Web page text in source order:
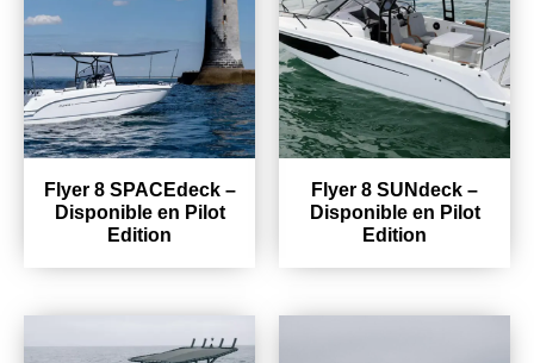
Flyer 8 SPACEdeck –
Disponible en Pilot
Edition
Flyer 8 SUNdeck –
Disponible en Pilot
Edition